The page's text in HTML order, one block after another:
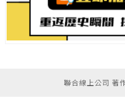
聯合線上公司 著